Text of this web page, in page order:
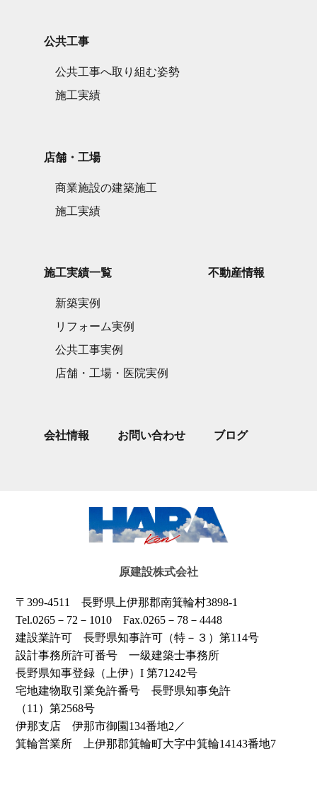
公共工事
公共工事へ取り組む姿勢
施工実績
店舗・工場
商業施設の建築施工
施工実績
施工実績一覧
新築実例
リフォーム実例
公共工事実例
店舗・工場・医院実例
不動産情報
会社情報 お問い合わせ ブログ
原建設株式会社
〒399-4511長野県上伊那郡南箕輪村3898‐1
Tel.0265－72－1010Fax.0265－78－4448
建設業許可長野県知事許可 （特－３）第114号
設計事務所許可番号一級建築士事務所
長野県知事登録（上伊）I 第71242号
宅地建物取引業免許番号長野県知事免許
（11）第2568号
伊那支店 伊那市御園134番地2／
箕輪営業所 上伊那郡箕輪町大字中箕輪14143番地7